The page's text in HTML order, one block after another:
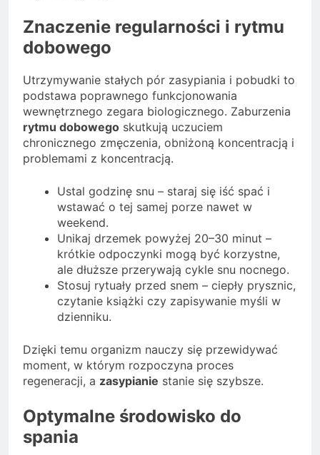
Znaczenie regularności i rytmu
dobowego
Utrzymywanie stałych pór zasypiania i pobudki to
podstawa poprawnego funkcjonowania
wewnętrznego zegara biologicznego. Zaburzenia
rytmu dobowego skutkują uczuciem
chronicznego zmęczenia, obniżoną koncentracją i
problemami z koncentracją.
Ustal godzinę snu – staraj się iść spać i
wstawać o tej samej porze nawet w
weekend.
Unikaj drzemek powyżej 20–30 minut –
krótkie odpoczynki mogą być korzystne,
ale dłuższe przerywają cykle snu nocnego.
Stosuj rytuały przed snem – ciepły prysznic,
czytanie książki czy zapisywanie myśli w
dzienniku.
Dzięki temu organizm nauczy się przewidywać
moment, w którym rozpoczyna proces
regeneracji, a zasypianie stanie się szybsze.
Optymalne środowisko do
spania